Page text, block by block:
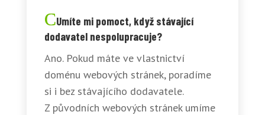
Umíte mi pomoct, když stávající
dodavatel nespolupracuje?
Ano. Pokud máte ve vlastnictví
doménu webových stránek, poradíme
si i bez stávajícího dodavatele.
Z původních webových stránek umíme